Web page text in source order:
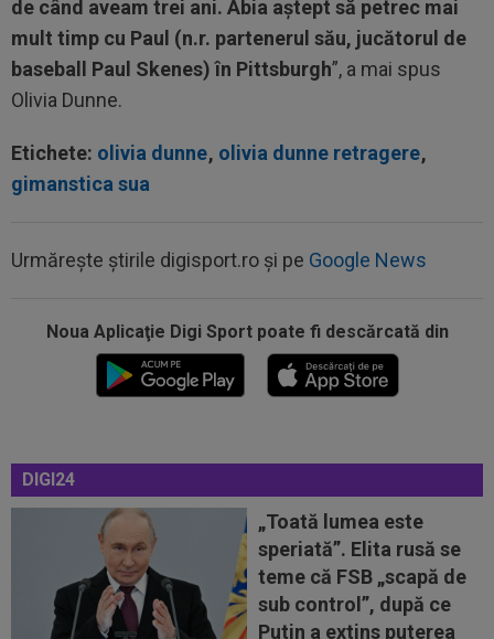
de când aveam trei ani. Abia aștept să petrec mai
mult timp cu Paul (n.r. partenerul său, jucătorul de
baseball Paul Skenes) în Pittsburgh”, a mai spus
Olivia Dunne.
Etichete: olivia dunne, olivia dunne retragere,
gimanstica sua
Urmărește știrile digisport.ro și pe Google News
Noua Aplicaţie Digi Sport poate fi descărcată din
DIGI24
„Toată lumea este
speriată”. Elita rusă se
teme că FSB „scapă de
sub control”, după ce
Putin a extins puterea
22:19 OFICIAL
Surpriză! Kevin Ciubotaru a semnat:
”Nu am putut rata această oportunitate”
VIDEO
Ce coșmar: Alexi Pitu, scos pe targă
în UTA - Rapid, la 42 de zile de când a...
21:49
Ce gest! Luciano Spalletti și-a ”scos pălăria” în